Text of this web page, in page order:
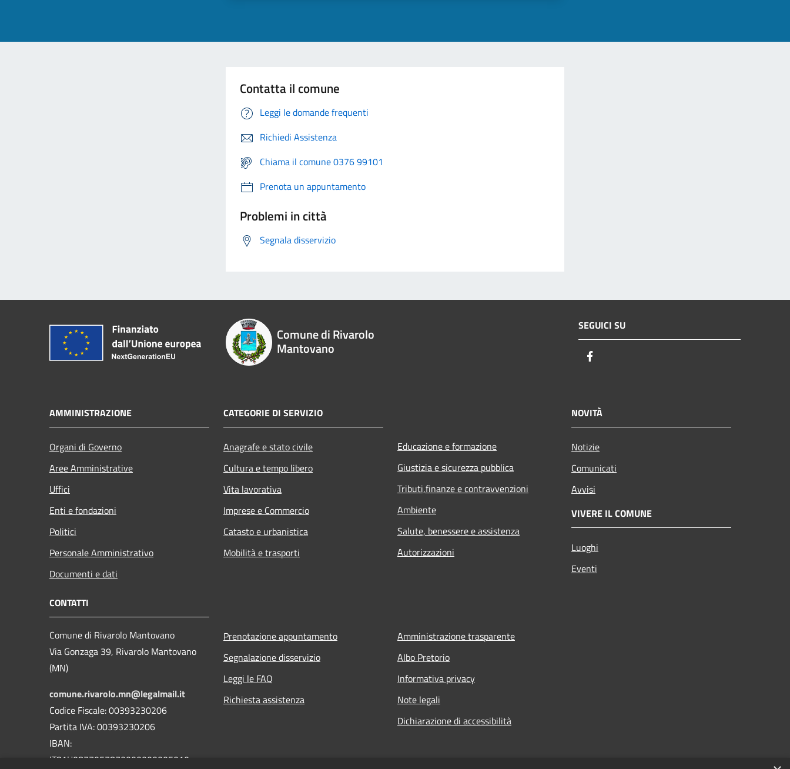
Contatta il comune
Leggi le domande frequenti
Richiedi Assistenza
Chiama il comune 0376 99101
Prenota un appuntamento
Problemi in città
Segnala disservizio
Comune di Rivarolo
Mantovano
SEGUICI SU
AMMINISTRAZIONE
Organi di Governo
Aree Amministrative
Uffici
Enti e fondazioni
Politici
Personale Amministrativo
Documenti e dati
CATEGORIE DI SERVIZIO
Anagrafe e stato civile
Cultura e tempo libero
Vita lavorativa
Imprese e Commercio
Catasto e urbanistica
Mobilità e trasporti
Educazione e formazione
Giustizia e sicurezza pubblica
Tributi,finanze e contravvenzioni
Ambiente
Salute, benessere e assistenza
Autorizzazioni
NOVITÀ
Notizie
Comunicati
Avvisi
VIVERE IL COMUNE
Luoghi
Eventi
CONTATTI
Comune di Rivarolo Mantovano
Via Gonzaga 39, Rivarolo Mantovano
(MN)
comune.rivarolo.mn@legalmail.it
Codice Fiscale: 00393230206
Partita IVA: 00393230206
IBAN:
IT81U0877057870000000005010
Prenotazione appuntamento
Segnalazione disservizio
Leggi le FAQ
Richiesta assistenza
Amministrazione trasparente
Albo Pretorio
Informativa privacy
Note legali
Dichiarazione di accessibilità